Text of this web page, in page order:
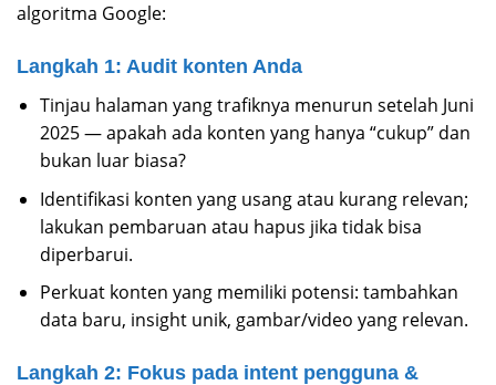
algoritma Google:
Langkah 1: Audit konten Anda
Tinjau halaman yang trafiknya menurun setelah Juni
2025 — apakah ada konten yang hanya “cukup” dan
bukan luar biasa?
Identifikasi konten yang usang atau kurang relevan;
lakukan pembaruan atau hapus jika tidak bisa
diperbarui.
Perkuat konten yang memiliki potensi: tambahkan
data baru, insight unik, gambar/video yang relevan.
Langkah 2: Fokus pada intent pengguna &